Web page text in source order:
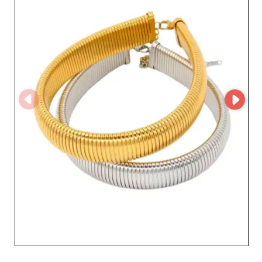
catálogo de joyas. Esto se traduce en una navegación
fluida y una gestión simplificada de tus pedidos. Es una
gran ventaja para los revendedores que buscan un socio
capaz de proporcionar de forma eficiente soluciones de
comercio electrónico modernas. Al trabajar y elegir
Benetti Giuseppe Snc di Renato Benetti e C., te
beneficias de productos competitivos en calidad y
precio, garantizando así un margen atractivo para tu
empresa. Súmale a esto la reputación de excelencia de
este mayorista en Italia y tendrás la fórmula perfecta
para impulsar tus ventas. Elige calidad y rendimiento
optando por Benetti Giuseppe Snc di Renato Benetti e C.
a través de nuestra plataforma. Asegura a tu clientela
una experiencia única con piezas excepcionales que
marcarán la diferencia.